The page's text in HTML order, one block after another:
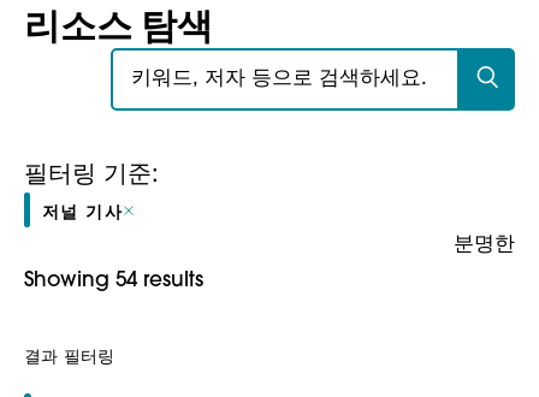
리소스 탐색
검색:
필터링 기준:
저널 기사
분명한
Showing 54 results
결과 필터링